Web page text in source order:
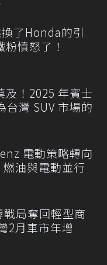
了Honda的引
憤怒了！
及！2025 年賓士
台灣 SUV 市場的
電動策略轉向
燃油與電動並行
戰局奪回輕型商
2月車市年增